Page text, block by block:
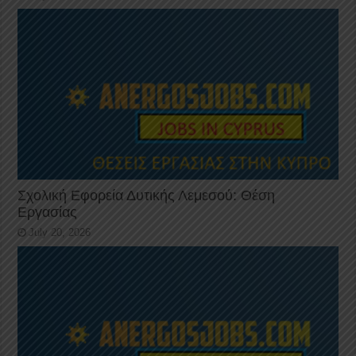
Σχολική Εφορεία Δυτικής Λεμεσού: Θέση
Εργασίας
July 20, 2026